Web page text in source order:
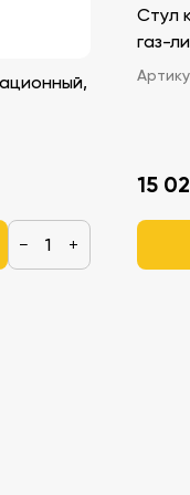
− +
Стул
газ-
15